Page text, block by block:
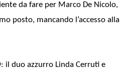
da fare per Marco De Nicolo,
posto, mancando l’accesso alla
: il duo azzurro Linda Cerruti e